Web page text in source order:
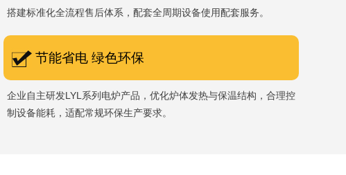
搭建标准化全流程售后体系，配套全周期设备使用配套服务。
节能省电 绿色环保
企业自主研发LYL系列电炉产品，优化炉体发热与保温结构，合理控
制设备能耗，适配常规环保生产要求。